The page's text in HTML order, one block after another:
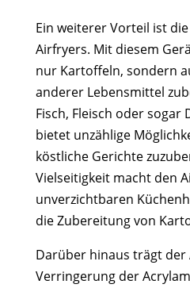
Ein weiterer Vorteil ist
Airfryers. Mit diesem
nur Kartoffeln, sondern
anderer Lebensmittel
Fisch, Fleisch oder sogar
bietet unzählige
köstliche Gerichte
Vielseitigkeit macht den
unverzichtbaren
die Zubereitung von
Darüber hinaus trägt der
Verringerung der